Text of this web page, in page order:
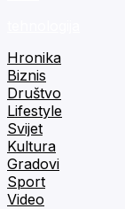
Hronika
Biznis
Društvo
Lifestyle
Svijet
Kultura
Gradovi
Sport
Video